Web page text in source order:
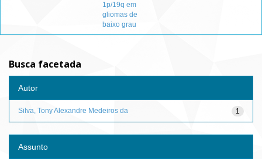
1p/19q em
gliomas de
baixo grau
Busca facetada
Autor
1
Silva, Tony Alexandre Medeiros da
Assunto